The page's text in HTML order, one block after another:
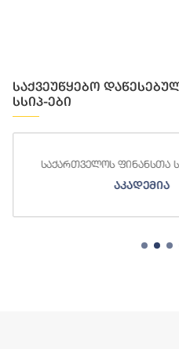
საქვეუწყებო
სსიპ-ები
საქართველოს ფინანსთა
აკადემია